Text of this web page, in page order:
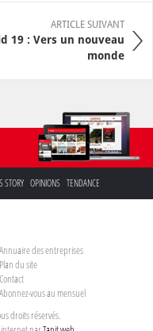
ARTICLE SUIVANT
19 : Vers un nouveau
monde
STORY OPINIONS TENDANCE
Annuaire des entreprises
Plan du site
Contact
Abonnez-vous au mensuel
droits réservés.